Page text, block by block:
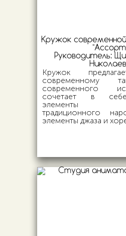
Кружок
Руководитель:
Кружок
современному
современного
сочетает в
элементы
традиционного
элементы джаза и